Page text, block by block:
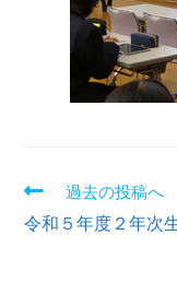
過去の投稿へ
令和５年度２年次